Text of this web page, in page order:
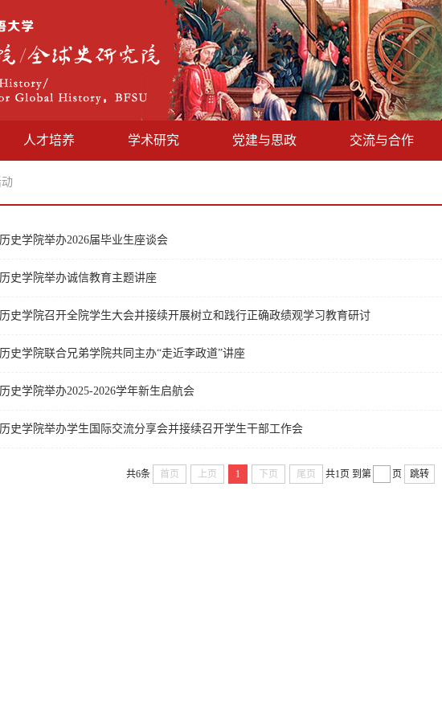
人才培养 学术研究 党建与思政 交流与合作
历史学院举办2026届毕业生座谈会
历史学院举办诚信教育主题讲座
历史学院召开全院学生大会并接续开展树立和践行正确政绩观学习教育研讨
历史学院联合兄弟学院共同主办“走近李政道”讲座
历史学院举办2025-2026学年新生启航会
历史学院举办学生国际交流分享会并接续召开学生干部工作会
共6条 首页 上页 1 下页 尾页 共1页 到第 页 跳转